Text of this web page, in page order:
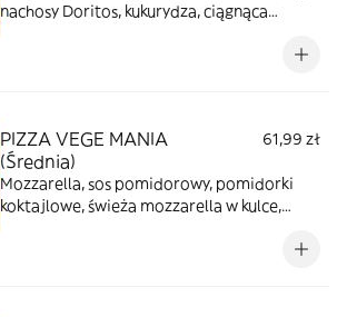
nachosy Doritos, kukurydza, ciągnąca
PIZZA VEGE MANIA
(Średnia)
61,99 zł
Mozzarella, sos pomidorowy, pomidorki
koktajlowe, świeża mozzarella w kulce,